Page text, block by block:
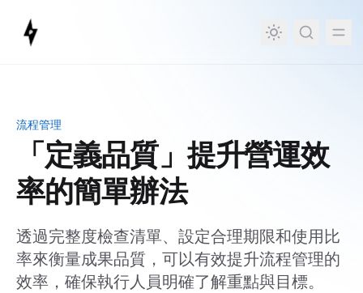
content
流程管理
「定義品質」提升營運效
率的簡單辦法
透過完整度檢查清單、設定合理期限和使用比
率來衡量成果品質，可以有效提升流程管理的
效率，確保執行人員明確了解重點與目標。